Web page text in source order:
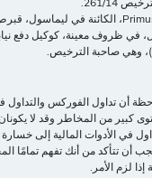
أن تداول الفوركس والتداول
كبير من المخاطر وقد لا
في الأدوات المالية إلى
أن تتأكد من أنك تفهم تمامًا
لزم الأمر.